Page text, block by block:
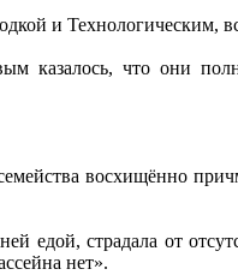
и Технологическим,
казалось, что они
восхищённо
едой, страдала от
нет».